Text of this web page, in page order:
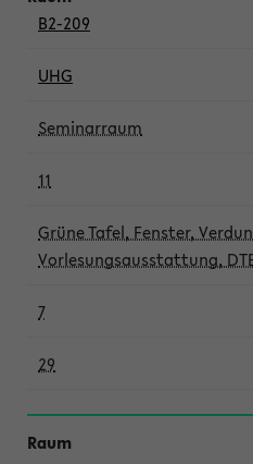
B2-209
UHG
Seminarraum
11
Grüne Tafel, Fenster,
Vorlesungsausstattung,
7
29